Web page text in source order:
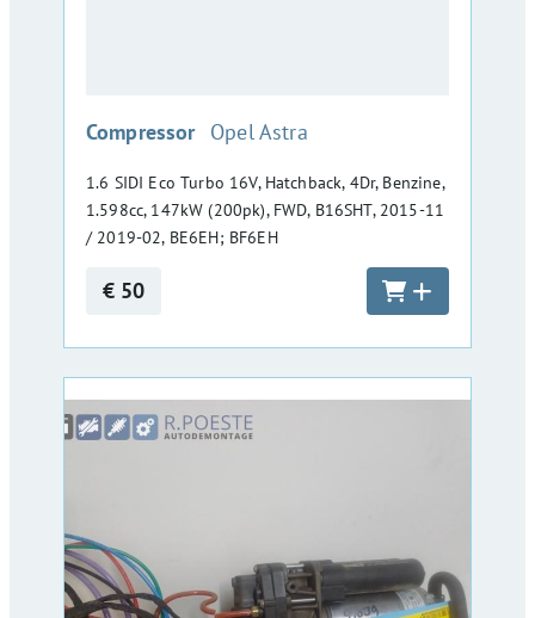
Compressor :Opel Astra
1.6 SIDI Eco Turbo 16V, Hatchback, 4Dr, Benzine,
1.598cc, 147kW (200pk), FWD, B16SHT, 2015-11
/ 2019-02, BE6EH; BF6EH
€ 50